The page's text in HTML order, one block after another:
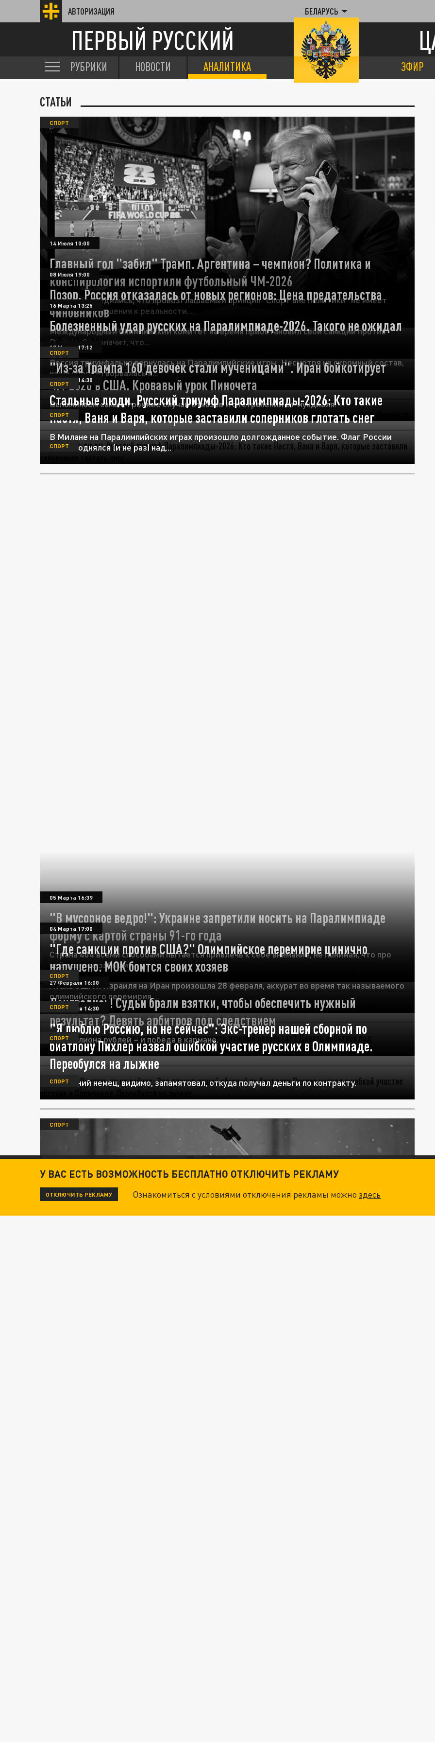
АВТОРИЗАЦИЯ БЕЛАРУСЬ
ПЕРВЫЙ РУССКИЙ
РУБРИКИ НОВОСТИ АНАЛИТИКА ЭФИР
СТАТЬИ
14 Июля 10:00
Главный гол "забил" Трамп. Аргентина – чемпион? Политика и
конспирология испортили футбольный ЧМ-2026
Мы давно убедились, что провозглашаемый принцип "Спорт вне политики" не имеет
никакого отношения к реальности....
СПОРТ
08 Июля 19:00
Позор. Россия отказалась от новых регионов: Цена предательства
чиновников
Международный Олимпийский комитет на время приостановил свои санкции против
России. Это значит, что...
СПОРТ
16 Марта 13:25
Болезненный удар русских на Паралимпиаде-2026. Такого не ожидал
никто
Россия триумфально вернулась на Паралимпийские игры. Несмотря на скромный состав,
наша сборная ворвалась в...
СПОРТ
13 Марта 17:12
"Из-за Трампа 160 девочек стали мученицами". Иран бойкотирует
ЧМ-2026 в США. Кровавый урок Пиночета
Вспоминаем самые громкие случаи отказов и отстранений от мундиаля.
СПОРТ
12 Марта 14:30
Стальные люди. Русский триумф Паралимпиады-2026: Кто такие
Настя, Ваня и Варя, которые заставили соперников глотать снег
В Милане на Паралимпийских играх произошло долгожданное событие. Флаг России
снова поднялся (и не раз) над...
СПОРТ
05 Марта 16:39
"В мусорное ведро!": Украине запретили носить на Паралимпиаде
форму с картой страны 91-го года
Страна 404 всеми способами пытается привлечь к себе внимание, не понимая, что про
неё все уже забыли.
СПОРТ
04 Марта 17:00
"Где санкции против США?" Олимпийское перемирие цинично
нарушено. МОК боится своих хозяев
Атака США и Израиля на Иран произошла 28 февраля, аккурат во время так называемого
олимпийского перемирия....
СПОРТ
27 Февраля 16:00
Доигрались! Судьи брали взятки, чтобы обеспечить нужный
результат? Девять арбитров под следствием
1,5 миллиона рублей – и победа в кармане.
СПОРТ
12 Февраля 14:30
"Я люблю Россию, но не сейчас": Экс-тренер нашей сборной по
биатлону Пихлер назвал ошибкой участие русских в Олимпиаде.
Переобулся на лыжне
71-летний немец, видимо, запамятовал, откуда получал деньги по контракту.
СПОРТ
СПОРТ
У ВАС ЕСТЬ ВОЗМОЖНОСТЬ БЕСПЛАТНО ОТКЛЮЧИТЬ РЕКЛАМУ
ОТКЛЮЧИТЬ РЕКЛАМУ Ознакомиться с условиями отключения рекламы можноздесь